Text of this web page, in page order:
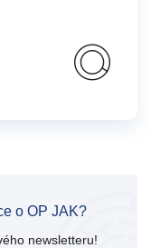
o OP JAK?
newsletteru!